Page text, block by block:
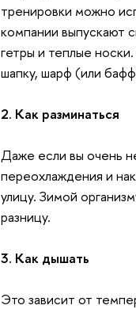
тренировки можно
компании выпускают
гетры и теплые
шапку, шарф (или
2. Как разминаться
Даже если вы очень
переохлаждения и
улицу. Зимой
разницу.
3. Как дышать
Это зависит от